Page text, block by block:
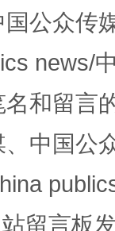
公众传
news/
和留言
中国公
留言板